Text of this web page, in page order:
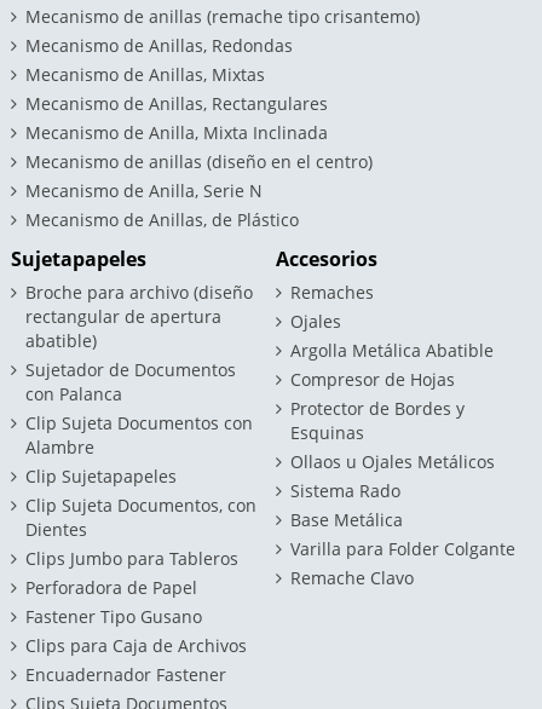
Mecanismo de anillas (remache tipo crisantemo)
Mecanismo de Anillas, Redondas
Mecanismo de Anillas, Mixtas
Mecanismo de Anillas, Rectangulares
Mecanismo de Anilla, Mixta Inclinada
Mecanismo de anillas (diseño en el centro)
Mecanismo de Anilla, Serie N
Mecanismo de Anillas, de Plástico
Sujetapapeles
Broche para archivo (diseño
rectangular de apertura
abatible)
Sujetador de Documentos
con Palanca
Clip Sujeta Documentos con
Alambre
Clip Sujetapapeles
Clip Sujeta Documentos, con
Dientes
Clips Jumbo para Tableros
Perforadora de Papel
Fastener Tipo Gusano
Clips para Caja de Archivos
Encuadernador Fastener
Clips Sujeta Documentos
Accesorios
Remaches
Ojales
Argolla Metálica Abatible
Compresor de Hojas
Protector de Bordes y
Esquinas
Ollaos u Ojales Metálicos
Sistema Rado
Base Metálica
Varilla para Folder Colgante
Remache Clavo